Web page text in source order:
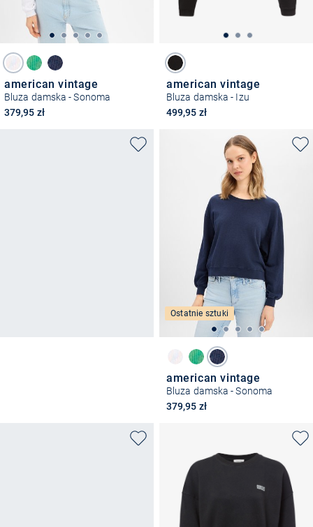
american vintage
Bluza damska - Sonoma
379,95 zł
american vintage
Bluza damska - Izu
499,95 zł
Ostatnie sztuki
american vintage
Bluza damska - Sonoma
379,95 zł